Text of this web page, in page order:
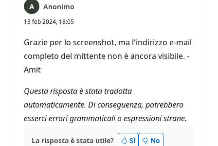
Anonimo
13 feb 2024, 18:05
Grazie per lo screenshot, ma l'indirizzo e-mail
completo del mittente non è ancora visibile. -
Amit
Questa risposta è stata tradotta
automaticamente. Di conseguenza, potrebbero
esserci errori grammaticali o espressioni strane.
La risposta è stata utile? Sì No